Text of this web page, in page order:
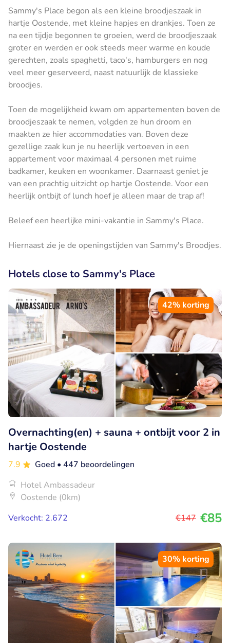
Sammy's Place begon als een kleine broodjeszaak in
hartje Oostende, met kleine hapjes en drankjes. Toen ze
na een tijdje begonnen te groeien, werd de broodjeszaak
groter en werden er ook steeds meer warme en koude
gerechten, zoals spaghetti, taco's, hamburgers en nog
veel meer geserveerd, naast natuurlijk de klassieke
broodjes.
Toen de mogelijkheid kwam om appartementen boven de
broodjeszaak te nemen, volgden ze hun droom en
maakten ze hier accommodaties van. Boven deze
gezellige zaak kun je nu heerlijk vertoeven in een
appartement voor maximaal 4 personen met ruime
badkamer, keuken en woonkamer. Daarnaast geniet je
van een prachtig uitzicht op hartje Oostende. Voor een
heerlijk ontbijt of lunch hoef je alleen maar de trap af!
Beleef een heerlijke mini-vakantie in Sammy's Place.
Hiernaast zie je de openingstijden van Sammy's Broodjes.
Hotels close to Sammy's Place
42% korting
Overnachting(en) + sauna + ontbijt voor 2 in
hartje Oostende
7.9 Goed • 447 beoordelingen
Hotel Ambassadeur
Oostende (0km)
Verkocht: 2.672
€147 €85
30% korting